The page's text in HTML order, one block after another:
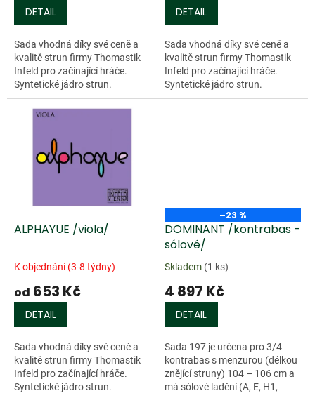
DETAIL
Sada vhodná díky své ceně a
kvalitě strun firmy Thomastik
Infeld pro začínající hráče.
Syntetické jádro strun.
DETAIL
Sada vhodná díky své ceně a
kvalitě strun firmy Thomastik
Infeld pro začínající hráče.
Syntetické jádro strun.
ALPHAYUE /viola/
K objednání (3-8 týdny)
od 653 Kč
DETAIL
Sada vhodná díky své ceně a
kvalitě strun firmy Thomastik
Infeld pro začínající hráče.
Syntetické jádro strun.
–23 %
DOMINANT /kontrabas -
sólové/
Skladem (1 ks)
4 897 Kč
DETAIL
Sada 197 je určena pro 3/4
kontrabas s menzurou (délkou
znějící struny) 104 – 106 cm a
má sólové ladění (A, E, H1,